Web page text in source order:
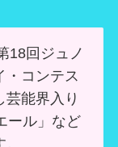
18回ジュノ
・コンテス
芸能界入り
ール」など